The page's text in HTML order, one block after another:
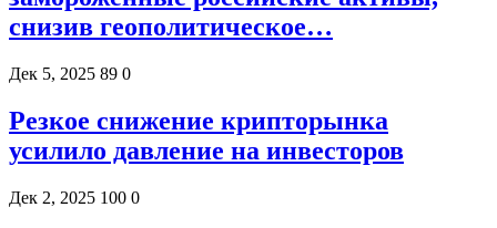
снизив геополитическое…
Дек 5, 2025 89 0
Резкое снижение крипторынка
усилило давление на инвесторов
Дек 2, 2025 100 0